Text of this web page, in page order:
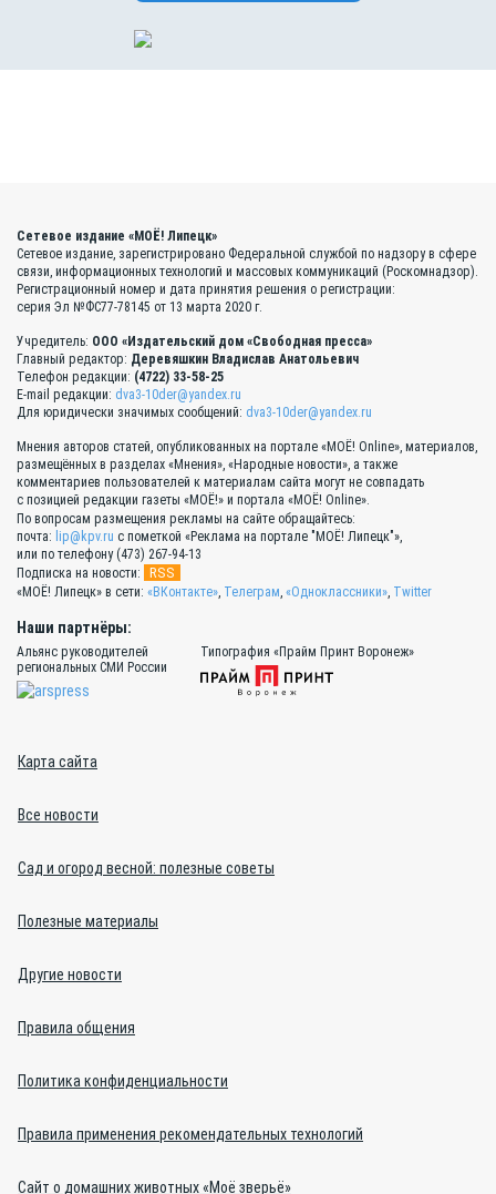
Сетевое издание «МОЁ! Липецк»
Сетевое издание, зарегистрировано Федеральной службой по надзору в сфере
связи, информационных технологий и массовых коммуникаций (Роскомнадзор).
Регистрационный номер и дата принятия решения о регистрации:
серия Эл №ФС77-78145 от 13 марта 2020 г.
Учредитель: ООО «Издательский дом «Свободная пресса»
Главный редактор: Деревяшкин Владислав Анатольевич
Телефон редакции: (4722) 33-58-25
E-mail редакции: dva3-10der@yandex.ru
Для юридически значимых сообщений: dva3-10der@yandex.ru
Мнения авторов статей, опубликованных на портале «МОЁ! Online», материалов,
размещённых в разделах «Мнения», «Народные новости», а также
комментариев пользователей к материалам сайта могут не совпадать
с позицией редакции газеты «МОЁ!» и портала «МОЁ! Online».
По вопросам размещения рекламы на сайте обращайтесь:
почта: lip@kpv.ru с пометкой «Реклама на портале "МОЁ! Липецк"»,
или по телефону (473) 267-94-13
Подписка на новости:
RSS
«МОЁ! Липецк» в сети: «ВКонтакте» Телеграм «Одноклассники» Twitter
Наши партнёры:
Альянс руководителей
региональных СМИ России
Типография «Прайм Принт Воронеж»
Карта сайта
Все новости
Сад и огород весной: полезные советы
Полезные материалы
Другие новости
Правила общения
Политика конфиденциальности
Правила применения рекомендательных технологий
Сайт о домашних животных «Моё зверьё»